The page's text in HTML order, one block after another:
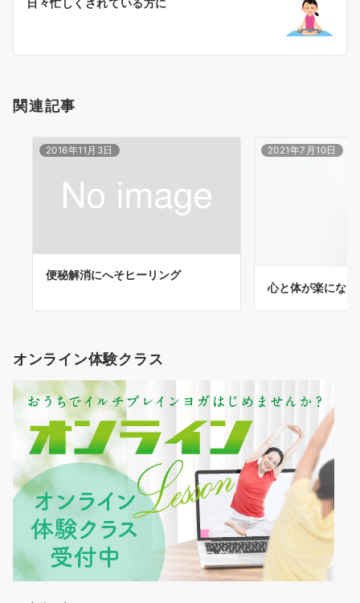
ン
関連記事
2016年11月3日
便秘解消にへそヒーリング
2021年7月10日
心と体が楽にな
オンライン体験クラス